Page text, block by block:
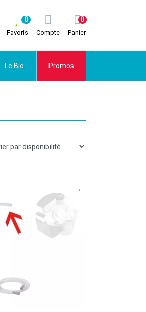
Favoris
0
Compte Panier
0
Le Bio Promos